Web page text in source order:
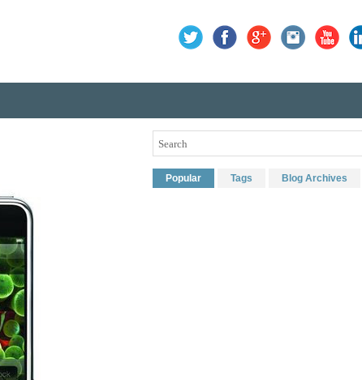
Popular Tags Blog Archives